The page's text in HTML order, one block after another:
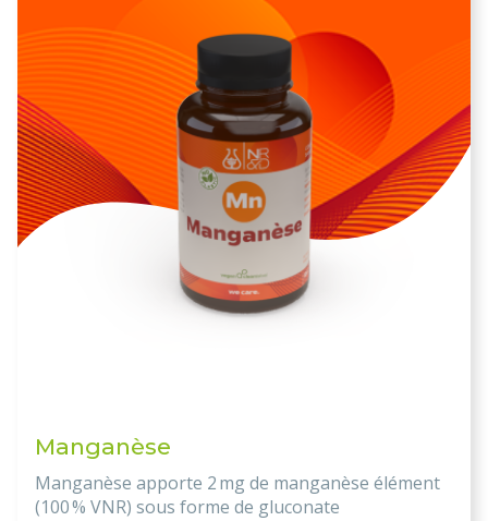
Manganèse
Manganèse apporte 2 mg de manganèse élément
(100 % VNR) sous forme de gluconate